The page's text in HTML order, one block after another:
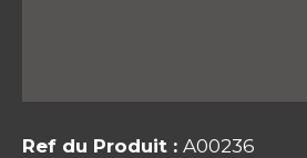
Ref du Produit : A00236